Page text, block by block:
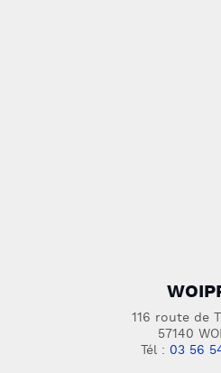
116 route de
57140
Tél : 03 56